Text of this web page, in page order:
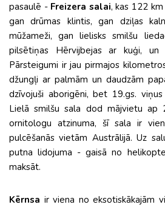
pasaulē - Freizera salai, kas 122
gan drūmas klintis, gan dziļas
mūžameži, gan lielisks smilšu
pilsētiņas Hērvijbejas ar kuģi,
Pārsteigumi ir jau pirmajos
džungļi ar palmām un daudzām
dzīvojuši aborigēni, bet 19.gs.
Lielā smilšu sala dod mājvietu ap
ornitologu atzinuma, šī sala ir
pulcēšanās vietām Austrālijā. Uz
putna lidojuma - gaisā no
maksāt.
Kērnsa ir viena no eksotiskākajām